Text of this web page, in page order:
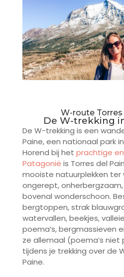
W-route
De W-trekking
De W-trekking is een
Paine, een nationaal park
Horend bij het prachtige
Patagonië is Torres del
mooiste natuurplekken ter
ongerept, onherbergzaam,
bovenal wonderschoon.
bergtoppen, strak
watervallen, beekjes,
poema’s, bergmassieven
ze allemaal (poema’s
tijdens je trekking over de
Paine.